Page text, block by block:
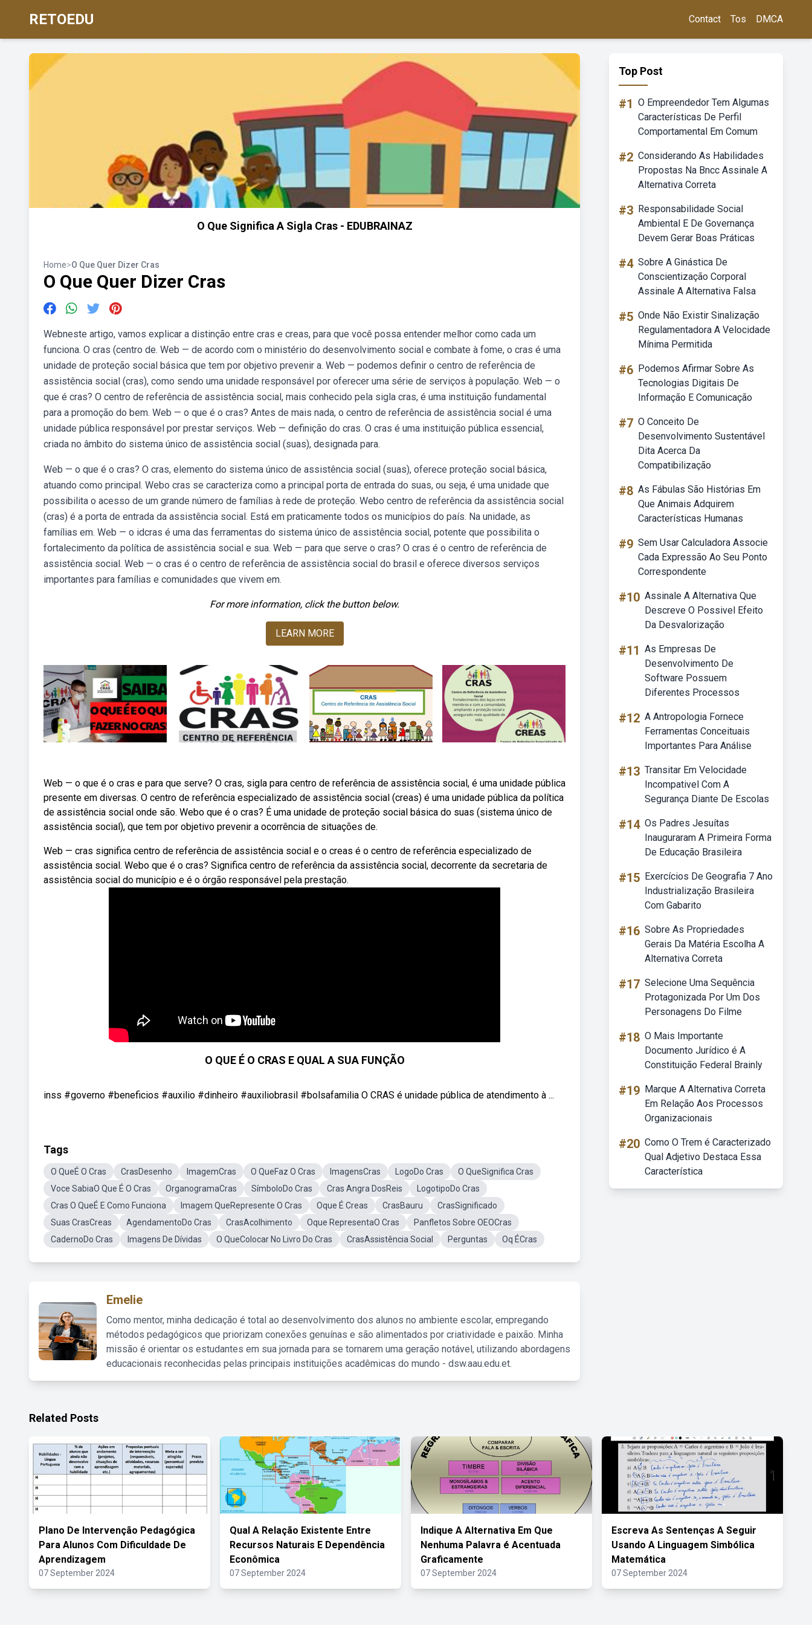
RETOEDU Contact Tos DMCA
O Que Significa A Sigla Cras - EDUBRAINAZ
Home>O Que Quer Dizer Cras
O Que Quer Dizer Cras
Webneste artigo, vamos explicar a distinção entre cras e creas, para que você possa entender melhor como cada um
funciona. O cras (centro de. Web — de acordo com o ministério do desenvolvimento social e combate à fome, o cras é uma
unidade de proteção social básica que tem por objetivo prevenir a. Web — podemos definir o centro de referência de
assistência social (cras), como sendo uma unidade responsável por oferecer uma série de serviços à população. Web — o
que é cras? O centro de referência de assistência social, mais conhecido pela sigla cras, é uma instituição fundamental
para a promoção do bem. Web — o que é o cras? Antes de mais nada, o centro de referência de assistência social é uma
unidade pública responsável por prestar serviços. Web — definição do cras. O cras é uma instituição pública essencial,
criada no âmbito do sistema único de assistência social (suas), designada para.
Web — o que é o cras? O cras, elemento do sistema único de assistência social (suas), oferece proteção social básica,
atuando como principal. Webo cras se caracteriza como a principal porta de entrada do suas, ou seja, é uma unidade que
possibilita o acesso de um grande número de famílias à rede de proteção. Webo centro de referência da assistência social
(cras) é a porta de entrada da assistência social. Está em praticamente todos os municípios do país. Na unidade, as
famílias em. Web — o idcras é uma das ferramentas do sistema único de assistência social, potente que possibilita o
fortalecimento da política de assistência social e sua. Web — para que serve o cras? O cras é o centro de referência de
assistência social. Web — o cras é o centro de referência de assistência social do brasil e oferece diversos serviços
importantes para famílias e comunidades que vivem em.
For more information, click the button below.
LEARN MORE
Web — o que é o cras e para que serve? O cras, sigla para centro de referência de assistência social, é uma unidade pública
presente em diversas. O centro de referência especializado de assistência social (creas) é uma unidade pública da política
de assistência social onde são. Webo que é o cras? É uma unidade de proteção social básica do suas (sistema único de
assistência social), que tem por objetivo prevenir a ocorrência de situações de.
Web — cras significa centro de referência de assistência social e o creas é o centro de referência especializado de
assistência social. Webo que é o cras? Significa centro de referência da assistência social, decorrente da secretaria de
assistência social do município e é o órgão responsável pela prestação.
O QUE É O CRAS E QUAL A SUA FUNÇÃO
inss #governo #beneficios #auxilio #dinheiro #auxiliobrasil #bolsafamilia O CRAS é unidade pública de atendimento à ...
Tags
O QueÉ O Cras CrasDesenho ImagemCras O QueFaz O Cras ImagensCras LogoDo Cras
O QueSignifica Cras
Voce SabiaO Que É O Cras
OrganogramaCras SímboloDo Cras Cras Angra DosReis
LogotipoDo Cras
Cras O QueÉ E Como Funciona
Imagem QueRepresente O Cras Oque É Creas CrasBauru
CrasSignificado
Suas CrasCreas
AgendamentoDo Cras CrasAcolhimento Oque RepresentaO Cras
Panfletos Sobre OEOCras
CadernoDo Cras
Imagens De Dívidas O QueColocar No Livro Do Cras CrasAssistência Social Perguntas Oq ÉCras
Emelie
Como mentor, minha dedicação é total ao desenvolvimento dos alunos no ambiente escolar, empregando
métodos pedagógicos que priorizam conexões genuínas e são alimentados por criatividade e paixão. Minha
missão é orientar os estudantes em sua jornada para se tornarem uma geração notável, utilizando abordagens
educacionais reconhecidas pelas principais instituições acadêmicas do mundo - dsw.aau.edu.et.
Top Post
#1 O Empreendedor Tem Algumas
Características De Perfil
Comportamental Em Comum
#2 Considerando As Habilidades
Propostas Na Bncc Assinale A
Alternativa Correta
#3 Responsabilidade Social
Ambiental E De Governança
Devem Gerar Boas Práticas
#4 Sobre A Ginástica De
Conscientização Corporal
Assinale A Alternativa Falsa
#5 Onde Não Existir Sinalização
Regulamentadora A Velocidade
Mínima Permitida
#6 Podemos Afirmar Sobre As
Tecnologias Digitais De
Informação E Comunicação
#7 O Conceito De
Desenvolvimento Sustentável
Dita Acerca Da
Compatibilização
#8 As Fábulas São Histórias Em
Que Animais Adquirem
Características Humanas
#9 Sem Usar Calculadora Associe
Cada Expressão Ao Seu Ponto
Correspondente
#10 Assinale A Alternativa Que
Descreve O Possivel Efeito
Da Desvalorização
#11 As Empresas De
Desenvolvimento De
Software Possuem
Diferentes Processos
#12 A Antropologia Fornece
Ferramentas Conceituais
Importantes Para Análise
#13 Transitar Em Velocidade
Incompativel Com A
Segurança Diante De Escolas
#14 Os Padres Jesuítas
Inauguraram A Primeira Forma
De Educação Brasileira
#15 Exercícios De Geografia 7 Ano
Industrialização Brasileira
Com Gabarito
#16 Sobre As Propriedades
Gerais Da Matéria Escolha A
Alternativa Correta
#17 Selecione Uma Sequência
Protagonizada Por Um Dos
Personagens Do Filme
#18 O Mais Importante
Documento Jurídico é A
Constituição Federal Brainly
#19 Marque A Alternativa Correta
Em Relação Aos Processos
Organizacionais
#20 Como O Trem é Caracterizado
Qual Adjetivo Destaca Essa
Característica
Related Posts
Plano De Intervenção Pedagógica
Para Alunos Com Dificuldade De
Aprendizagem
07 September 2024
Qual A Relação Existente Entre
Recursos Naturais E Dependência
Econômica
07 September 2024
Indique A Alternativa Em Que
Nenhuma Palavra é Acentuada
Graficamente
07 September 2024
Escreva As Sentenças A Seguir
Usando A Linguagem Simbólica
Matemática
07 September 2024